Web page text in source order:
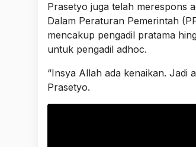
Prasetyo juga telah merespons
Dalam Peraturan Pemerintah
mencakup pengadil pratama
untuk pengadil adhoc.
“Insya Allah ada kenaikan. Jadi
Prasetyo.